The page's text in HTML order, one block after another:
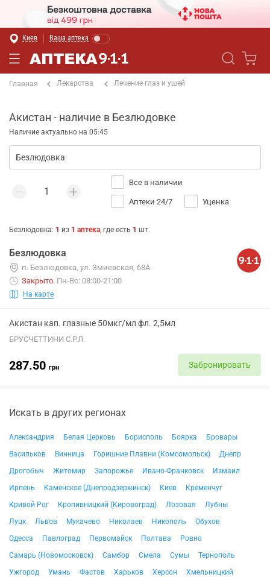
Киев Ваша аптека
Главная Лекарства Лечение глаз и ушей
Акистан - наличие в Безлюдовке
Наличие актуально на 05:45
Все в наличии
Аптеки 24/7 Уценка
Безлюдовка: 1 из 1 аптека, где есть 1 шт.
Безлюдовка
п. Безлюдовка, ул. Змиевская, 68А
Закрыто. Пн-Вс: 08:00-21:00
На карте
Акистан кап. глазные 50мкг/мл фл. 2,5мл
БРУСЧЕТТИНИ С.Р.Л.
287.50 грн Забронировать
Искать в других регионах
Александрия Белая Церковь Борисполь Боярка
Бровары
Васильков
Винница Горишние Плавни (Комсомольск)
Днепр
Дрогобыч
Житомир Запорожье Ивано-Франковск
Измаил
Ирпень
Каменское (Днепродзержинск) Киев
Кременчуг
Кривой Рог
Кропивницкий (Кировоград) Лозовая
Лубны
Луцк
Львов Мукачево Николаев Никополь
Обухов
Одесса
Павлоград Первомайск Полтава
Ровно
Самарь (Новомосковск)
Самбор Смела Сумы
Тернополь
Ужгород
Умань Фастов Харьков Херсон
Хмельницкий